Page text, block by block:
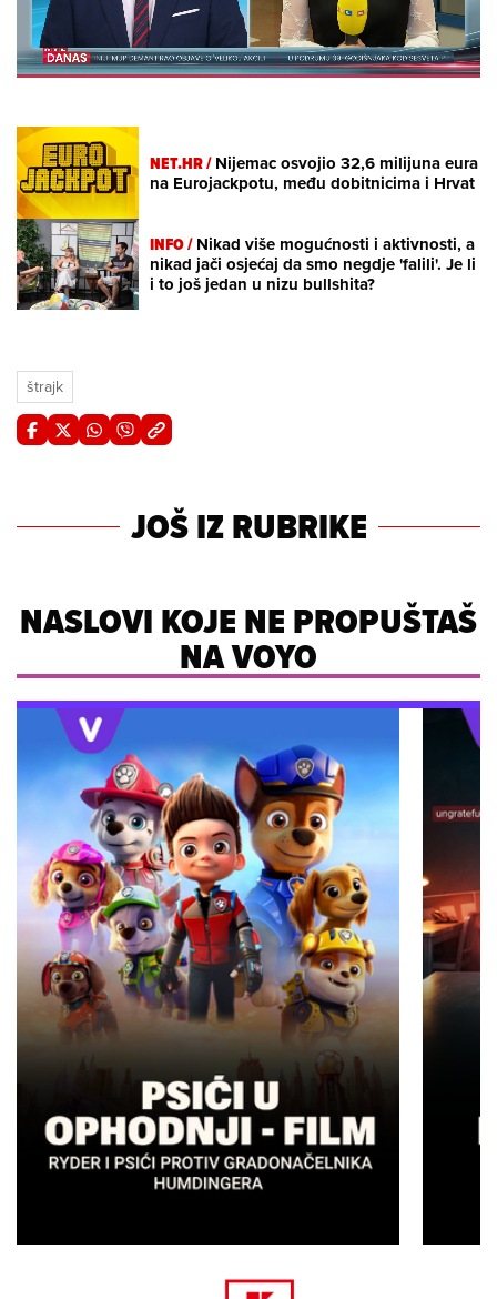
Unmute /
16.28%
NET.HR /Nijemac osvojio 32,6 milijuna eura
na Eurojackpotu, među dobitnicima i Hrvat
INFO /Nikad više mogućnosti i aktivnosti, a
nikad jači osjećaj da smo negdje 'falili'. Je li
i to još jedan u nizu bullshita?
štrajk
JOŠ IZ RUBRIKE
NASLOVI KOJE NE PROPUŠTAŠ
NA VOYO